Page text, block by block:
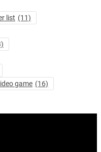
list (11)
game (16)